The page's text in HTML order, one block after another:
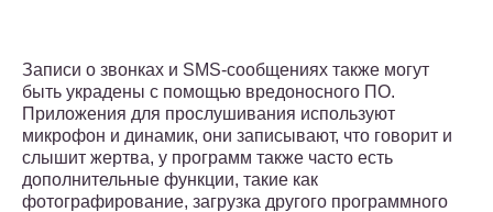
Записи о звонках и SMS-сообщениях также могут
быть украдены с помощью вредоносного ПО.
Приложения для прослушивания используют
микрофон и динамик, они записывают, что говорит и
слышит жертва, у программ также часто есть
дополнительные функции, такие как
фотографирование, загрузка другого программного